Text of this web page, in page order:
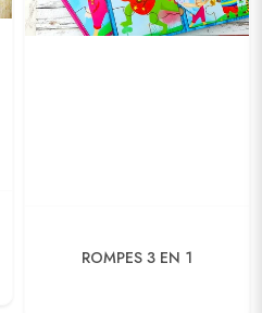
ROMPES 3 EN 1